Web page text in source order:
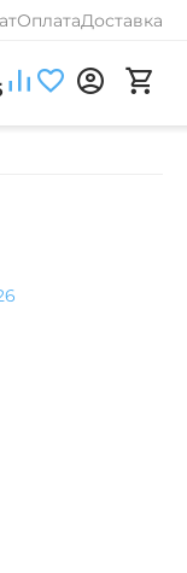
ОплатаДоставка